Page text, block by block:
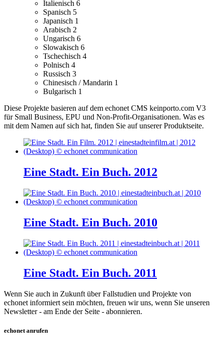
Italienisch 6
Spanisch 5
Japanisch 1
Arabisch 2
Ungarisch 6
Slowakisch 6
Tschechisch 4
Polnisch 4
Russisch 3
Chinesisch / Mandarin 1
Bulgarisch 1
Diese Projekte basieren auf dem echonet CMS keinporto.com V3
für Small Business, EPU und Non-Profit-Organisationen. Was es
mit dem Namen auf sich hat, finden Sie auf unserer Produktseite.
Eine Stadt. Ein Buch. 2012
Eine Stadt. Ein Buch. 2010
Eine Stadt. Ein Buch. 2011
Wenn Sie auch in Zukunft über Fallstudien und Projekte von
echonet informiert sein möchten, freuen wir uns, wenn Sie unseren
Newsletter - am Ende der Seite - abonnieren.
echonet anrufen